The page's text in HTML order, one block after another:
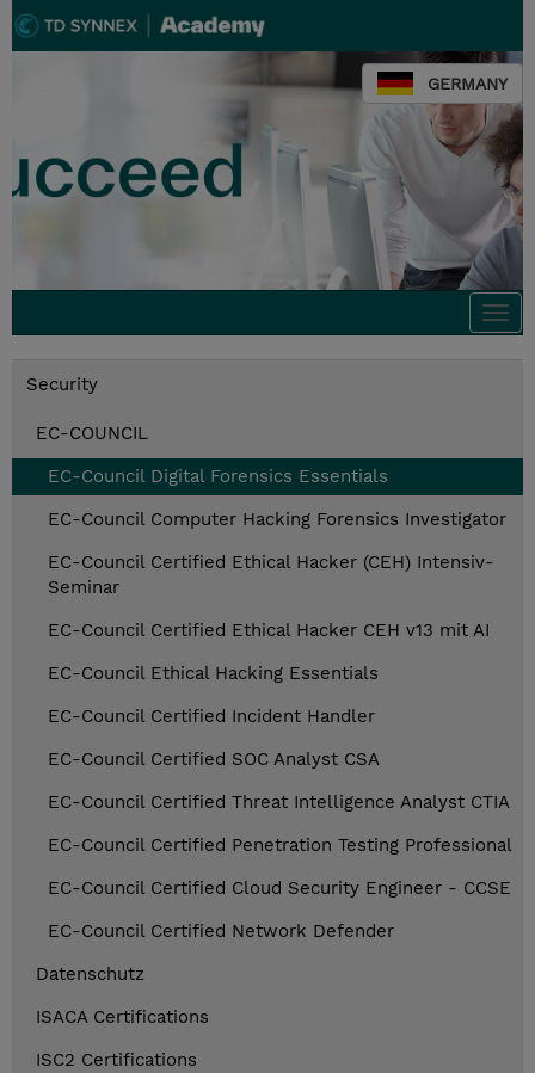
GERMANY
Security
EC-COUNCIL
EC-Council Digital Forensics Essentials
EC-Council Computer Hacking Forensics Investigator
EC-Council Certified Ethical Hacker (CEH) Intensiv-
Seminar
EC-Council Certified Ethical Hacker CEH v13 mit AI
EC-Council Ethical Hacking Essentials
EC-Council Certified Incident Handler
EC-Council Certified SOC Analyst CSA
EC-Council Certified Threat Intelligence Analyst CTIA
EC-Council Certified Penetration Testing Professional
EC-Council Certified Cloud Security Engineer - CCSE
EC-Council Certified Network Defender
Datenschutz
ISACA Certifications
ISC2 Certifications